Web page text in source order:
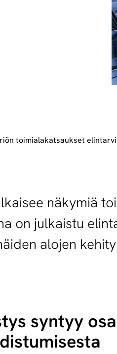
toimialakatsaukset
näkymiä
on julkaistu
alojen
syntyy